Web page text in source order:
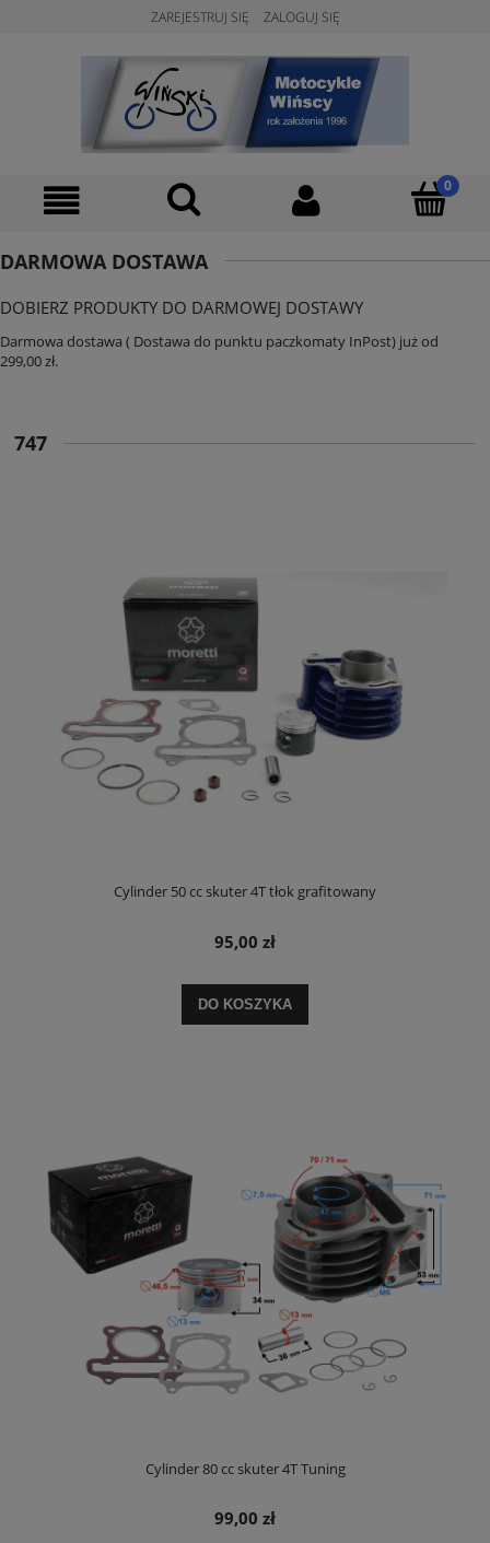
ZAREJESTRUJ SIĘ ZALOGUJ SIĘ
DARMOWA DOSTAWA
DOBIERZ PRODUKTY DO DARMOWEJ DOSTAWY
Darmowa dostawa ( Dostawa do punktu paczkomaty InPost) już od
299,00 zł.
747
Cylinder 50 cc skuter 4T tłok grafitowany
95,00 zł
DO KOSZYKA
Cylinder 80 cc skuter 4T Tuning
99,00 zł